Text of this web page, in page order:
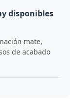
disponibles
mate,
de acabado